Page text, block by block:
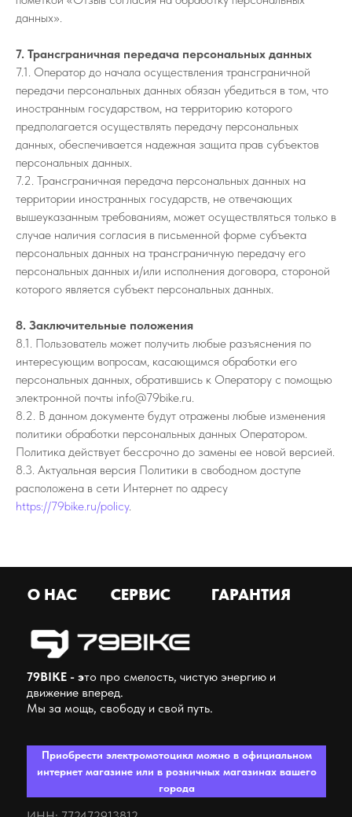
данных».
7. Трансграничная передача персональных данных
7.1. Оператор до начала осуществления трансграничной
передачи персональных данных обязан убедиться в том, что
иностранным государством, на территорию которого
предполагается осуществлять передачу персональных
данных, обеспечивается надежная защита прав субъектов
персональных данных.
7.2. Трансграничная передача персональных данных на
территории иностранных государств, не отвечающих
вышеуказанным требованиям, может осуществляться только в
случае наличия согласия в письменной форме субъекта
персональных данных на трансграничную передачу его
персональных данных и/или исполнения договора, стороной
которого является субъект персональных данных.
8. Заключительные положения
8.1. Пользователь может получить любые разъяснения по
интересующим вопросам, касающимся обработки его
персональных данных, обратившись к Оператору с помощью
электронной почты info@79bike.ru.
8.2. В данном документе будут отражены любые изменения
политики обработки персональных данных Оператором.
Политика действует бессрочно до замены ее новой версией.
8.3. Актуальная версия Политики в свободном доступе
расположена в сети Интернет по адресу
https://79bike.ru/policy.
79BIKE - это про смелость, чистую энергию и
движение вперед.
Мы за мощь, свободу и свой путь.
СЕРВИС ГАРАНТИЯ
О НАС
Приобрести электромотоцикл можно в официальном
интернет магазине или в розничных магазинах вашего
города